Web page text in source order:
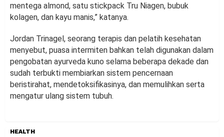
mentega almond, satu stickpack Tru Niagen, bubuk
kolagen, dan kayu manis,” katanya.
Jordan Trinagel, seorang terapis dan pelatih kesehatan
menyebut, puasa intermiten bahkan telah digunakan dalam
pengobatan ayurveda kuno selama beberapa dekade dan
sudah terbukti membiarkan sistem pencernaan
beristirahat, mendetoksifikasinya, dan memulihkan serta
mengatur ulang sistem tubuh.
HEALTH